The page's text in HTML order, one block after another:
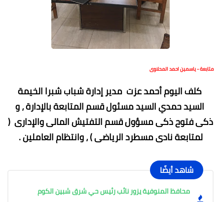
متابعة - ياسمين احمد المحلاوى
كلف اليوم أحمد عزت مدير إدارة شباب شبرا الخيمة
السيد حمدي السيد مسئول قسم المتابعة بالإدارة ، و
ذكى فتوح ذكى مسؤول قسم التفتيش المالى والإدارى (
لمتابعة نادى مسطرد الرياضى ) ، وانتظام العاملين .
شاهد أيضًا
محافظ المنوفية يزور نائب رئيس حي شرق شبين الكوم